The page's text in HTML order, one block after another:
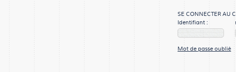
SE CONNECTER AU
Identifiant :
Mot de passe oublié